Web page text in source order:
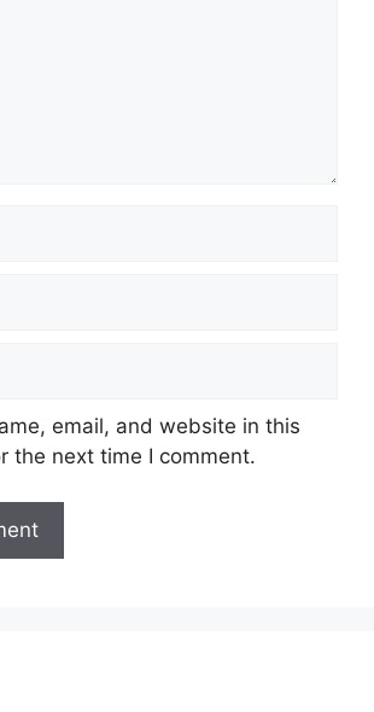
email, and website in this
the next time I comment.